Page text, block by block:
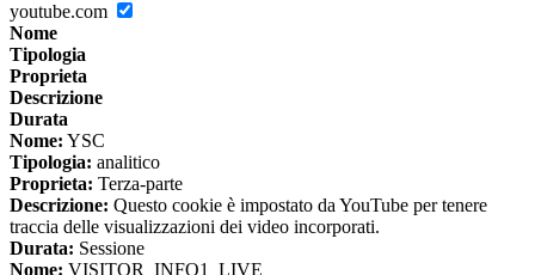
youtube.com
Nome
Tipologia
Proprieta
Descrizione
Durata
Nome: YSC
Tipologia: analitico
Proprieta: Terza-parte
Descrizione: Questo cookie è impostato da YouTube per tenere
traccia delle visualizzazioni dei video incorporati.
Durata: Sessione
Nome: VISITOR_INFO1_LIVE